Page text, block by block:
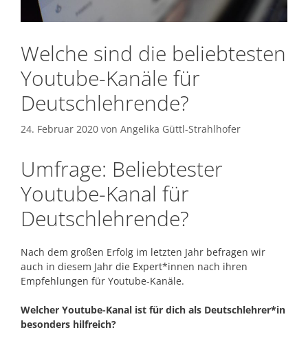
Welche sind die beliebtesten
Youtube-Kanäle für
Deutschlehrende?
24. Februar 2020 von Angelika Güttl-Strahlhofer
Umfrage: Beliebtester
Youtube-Kanal für
Deutschlehrende?
Nach dem großen Erfolg im letzten Jahr befragen wir
auch in diesem Jahr die Expert*innen nach ihren
Empfehlungen für Youtube-Kanäle.
Welcher Youtube-Kanal ist für dich als Deutschlehrer*in
besonders hilfreich?